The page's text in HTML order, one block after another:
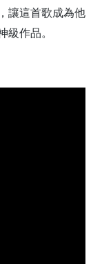
讓這首歌成為他
作品。